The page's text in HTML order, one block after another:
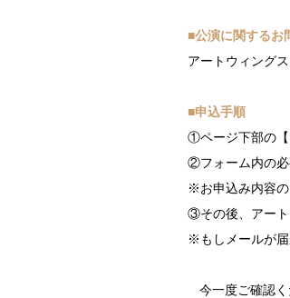
■公演に関するお
アートウィング
■申込手順
①ページ下部の【
②フォーム内の必
※お申込み内容の
③その後、アート
※もしメールが
今一度ご確認く